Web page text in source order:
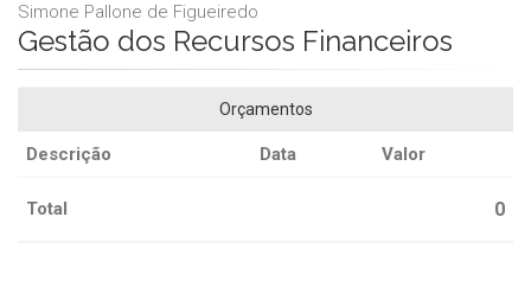
Simone Pallone de Figueiredo
Gestão dos Recursos Financeiros
Orçamentos
Descrição Data Valor
Total 0